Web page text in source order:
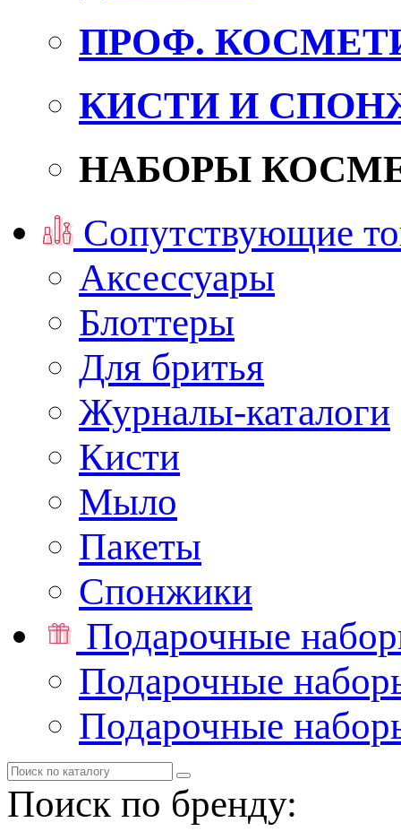
ПРОФ.
КИСТИ И
НАБОРЫ
Сопутствующие
Аксессуары
Блоттеры
Для бритья
Журналы-каталоги
Кисти
Мыло
Пакеты
Спонжики
Подарочные
Подарочные
Подарочные
Поиск по бренду: